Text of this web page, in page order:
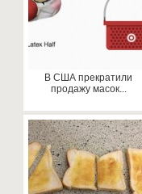
В США прекратили
продажу масок...